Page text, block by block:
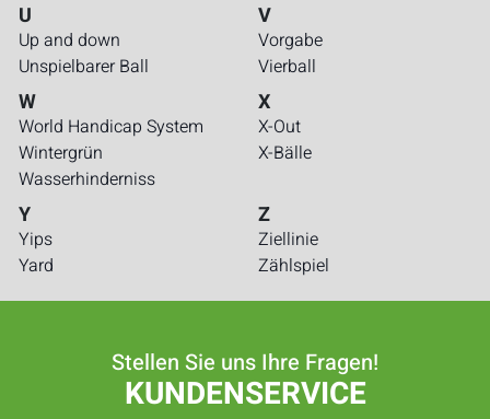
U
Up and down
Unspielbarer Ball
V
Vorgabe
Vierball
W
World Handicap System
Wintergrün
Wasserhinderniss
X
X-Out
X-Bälle
Y
Yips
Yard
Z
Ziellinie
Zählspiel
Stellen Sie uns Ihre Fragen!
KUNDENSERVICE